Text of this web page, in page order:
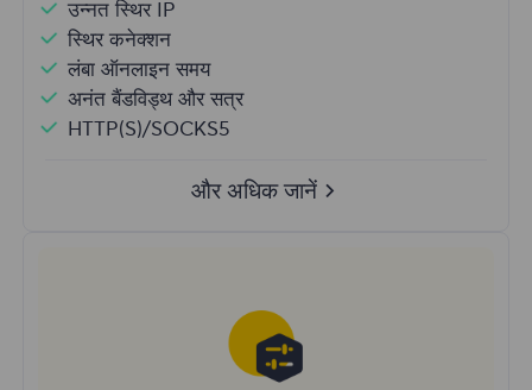
उन्नत स्थिर IP
स्थिर कनेक्शन
लंबा ऑनलाइन समय
अनंत बैंडविड्थ और सत्र
HTTP(S)/SOCKS5
और अधिक जानें